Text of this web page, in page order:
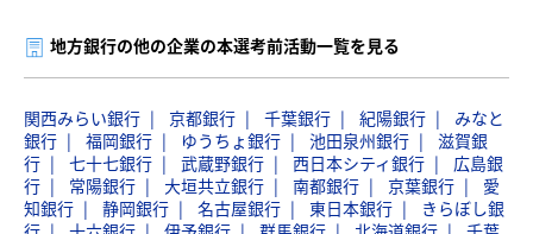
地方銀行の他の企業の本選考前活動一覧を見る
関西みらい銀行 京都銀行 千葉銀行 紀陽銀行
みなと
銀行
福岡銀行 ゆうちょ銀行 池田泉州銀行
滋賀銀
行
七十七銀行 武蔵野銀行 西日本シティ銀行
広島銀
行
常陽銀行 大垣共立銀行 南都銀行 京葉銀行
愛
知銀行
静岡銀行 名古屋銀行 東日本銀行
きらぼし銀